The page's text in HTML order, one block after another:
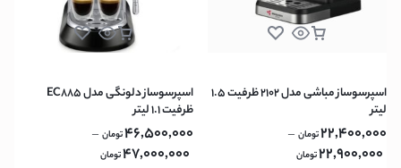
اسپرسوساز مباشی مدل 2102 ظرفیت ۱.۵
لیتر
22,400,000تومان –
22,900,000تومان
اسپرسوساز دلونگی مدل EC885
ظرفیت ۱.۱ لیتر
46,500,000تومان –
47,000,000تومان